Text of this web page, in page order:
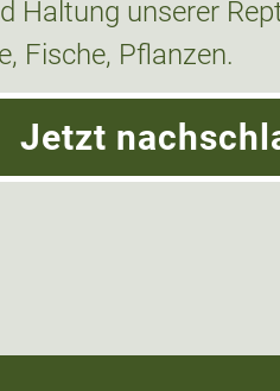
Haltung unserer
Fische, Pflanzen.
Jetzt